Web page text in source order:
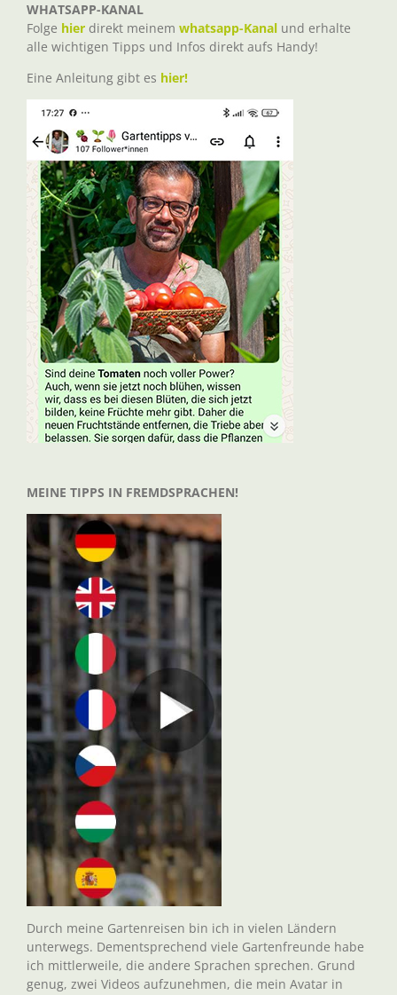
WHATSAPP-KANAL
Folge hier direkt meinem whatsapp-Kanal und erhalte
alle wichtigen Tipps und Infos direkt aufs Handy!
Eine Anleitung gibt es hier!
MEINE TIPPS IN FREMDSPRACHEN!
Durch meine Gartenreisen bin ich in vielen Ländern
unterwegs. Dementsprechend viele Gartenfreunde habe
ich mittlerweile, die andere Sprachen sprechen. Grund
genug, zwei Videos aufzunehmen, die mein Avatar in